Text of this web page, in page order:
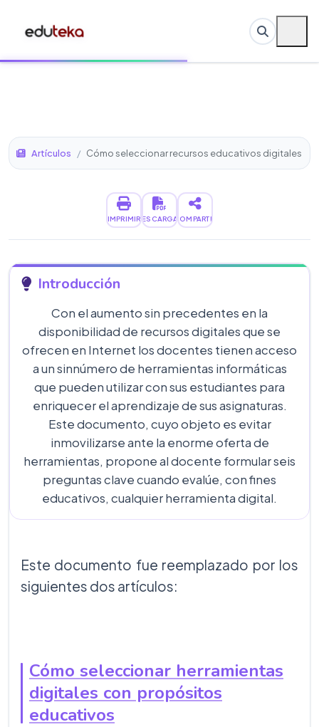
Artículos / Cómo seleccionar recursos educativos digitales
IMPRIMIRDESCARGARCOMPARTIR
Introducción
Con el aumento sin precedentes en la
disponibilidad de recursos digitales que se
ofrecen en Internet los docentes tienen acceso
a un sinnúmero de herramientas informáticas
que pueden utilizar con sus estudiantes para
enriquecer el aprendizaje de sus asignaturas.
Este documento, cuyo objeto es evitar
inmovilizarse ante la enorme oferta de
herramientas, propone al docente formular seis
preguntas clave cuando evalúe, con fines
educativos, cualquier herramienta digital.
Este documento fue reemplazado por los
siguientes dos artículos:
Cómo seleccionar herramientas
digitales con propósitos
educativos